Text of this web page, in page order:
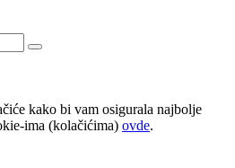
kako bi vam osigurala najbolje
ima (kolačićima) ovde.